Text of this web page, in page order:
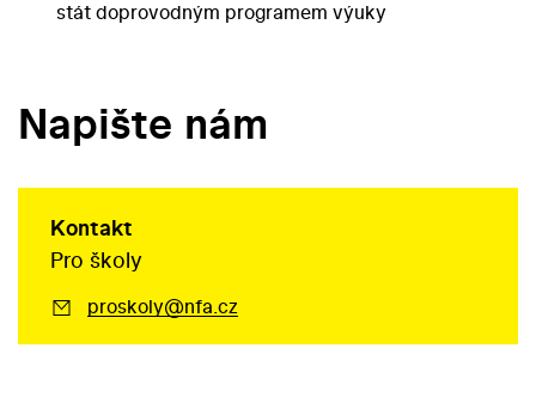
stát doprovodným programem výuky
Napište nám
Kontakt
Pro školy
proskoly@nfa.cz